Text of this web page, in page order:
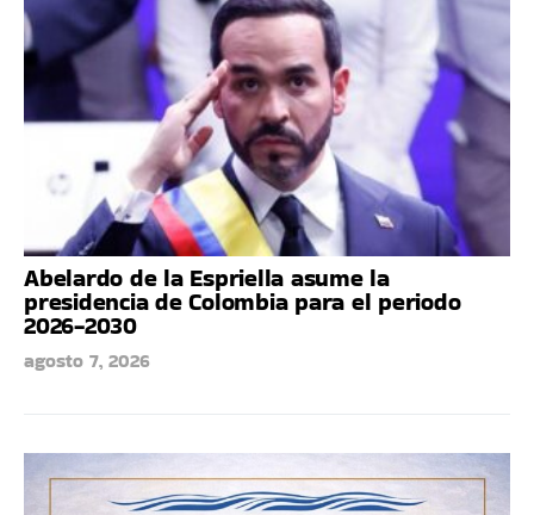
Abelardo de la Espriella asume la
presidencia de Colombia para el periodo
2026-2030
agosto 7, 2026